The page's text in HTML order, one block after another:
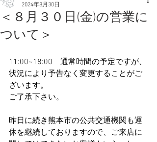
＜８月３０日(金)の営業に
ついて＞
2024年8月30日
11:00~18:00　通常時間の予定ですが、
状況により予告なく変更することがご
ざいます。
ご了承下さい。
昨日に続き熊本市の公共交通機関も運
休を継続しておりますので、ご来店に